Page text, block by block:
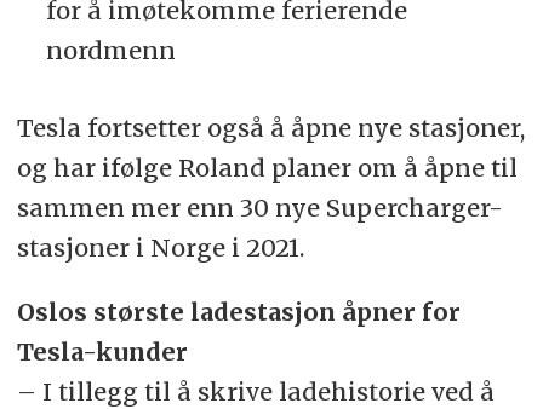
for å imøtekomme ferierende
nordmenn
Tesla fortsetter også å åpne nye stasjoner,
og har ifølge Roland planer om å åpne til
sammen mer enn 30 nye Supercharger-
stasjoner i Norge i 2021.
Oslos største ladestasjon åpner for
Tesla-kunder
– I tillegg til å skrive ladehistorie ved å